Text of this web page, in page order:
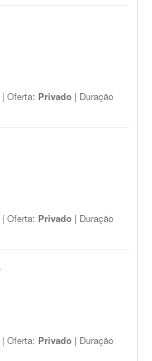
| Oferta: Privado | Duração
| Oferta: Privado | Duração
| Oferta: Privado | Duração